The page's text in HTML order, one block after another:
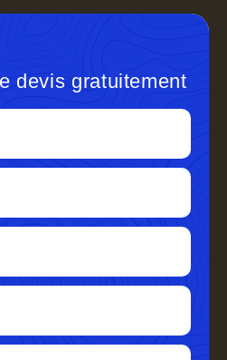
devis gratuitement